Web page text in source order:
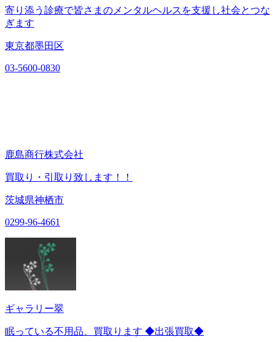
寄り添う診療で皆さまのメンタルヘルスを支援し社会とつな
ぎます
東京都墨田区
03-5600-0830
鹿島商行株式会社
買取り・引取り致します！！
茨城県神栖市
0299-96-4661
ギャラリー翠
眠っている不用品、買取ります ◆出張買取◆